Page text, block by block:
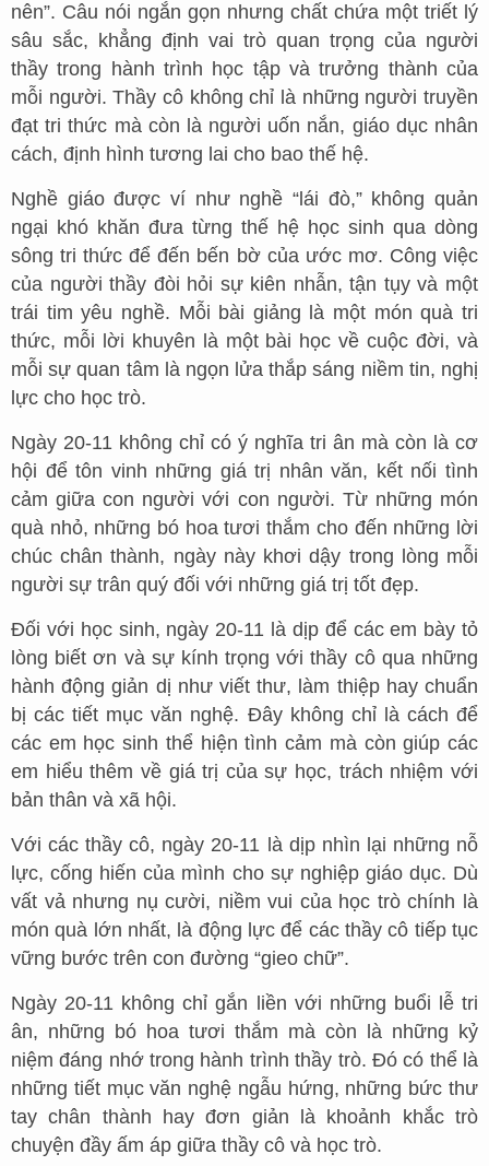
nên”. Câu nói ngắn gọn nhưng chất chứa một triết lý
sâu sắc, khẳng định vai trò quan trọng của người
thầy trong hành trình học tập và trưởng thành của
mỗi người. Thầy cô không chỉ là những người truyền
đạt tri thức mà còn là người uốn nắn, giáo dục nhân
cách, định hình tương lai cho bao thế hệ.
Nghề giáo được ví như nghề “lái đò,” không quản
ngại khó khăn đưa từng thế hệ học sinh qua dòng
sông tri thức để đến bến bờ của ước mơ. Công việc
của người thầy đòi hỏi sự kiên nhẫn, tận tụy và một
trái tim yêu nghề. Mỗi bài giảng là một món quà tri
thức, mỗi lời khuyên là một bài học về cuộc đời, và
mỗi sự quan tâm là ngọn lửa thắp sáng niềm tin, nghị
lực cho học trò.
Ngày 20-11 không chỉ có ý nghĩa tri ân mà còn là cơ
hội để tôn vinh những giá trị nhân văn, kết nối tình
cảm giữa con người với con người. Từ những món
quà nhỏ, những bó hoa tươi thắm cho đến những lời
chúc chân thành, ngày này khơi dậy trong lòng mỗi
người sự trân quý đối với những giá trị tốt đẹp.
Đối với học sinh, ngày 20-11 là dịp để các em bày tỏ
lòng biết ơn và sự kính trọng với thầy cô qua những
hành động giản dị như viết thư, làm thiệp hay chuẩn
bị các tiết mục văn nghệ. Đây không chỉ là cách để
các em học sinh thể hiện tình cảm mà còn giúp các
em hiểu thêm về giá trị của sự học, trách nhiệm với
bản thân và xã hội.
Với các thầy cô, ngày 20-11 là dịp nhìn lại những nỗ
lực, cống hiến của mình cho sự nghiệp giáo dục. Dù
vất vả nhưng nụ cười, niềm vui của học trò chính là
món quà lớn nhất, là động lực để các thầy cô tiếp tục
vững bước trên con đường “gieo chữ”.
Ngày 20-11 không chỉ gắn liền với những buổi lễ tri
ân, những bó hoa tươi thắm mà còn là những kỷ
niệm đáng nhớ trong hành trình thầy trò. Đó có thể là
những tiết mục văn nghệ ngẫu hứng, những bức thư
tay chân thành hay đơn giản là khoảnh khắc trò
chuyện đầy ấm áp giữa thầy cô và học trò.